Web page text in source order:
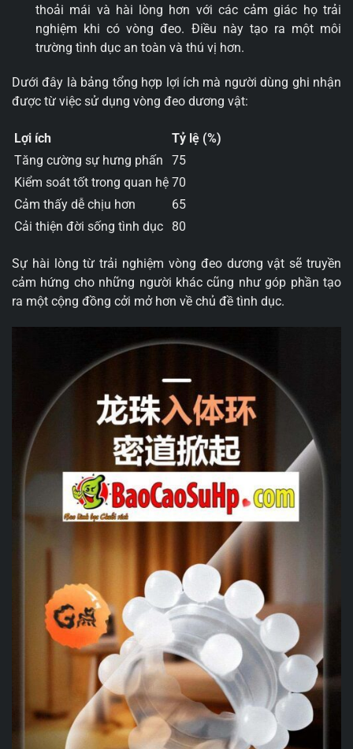
thoải mái và hài lòng hơn với các cảm giác họ trải
nghiệm khi có vòng đeo. Điều này tạo ra một môi
trường tình dục an toàn và thú vị hơn.
Dưới đây là bảng tổng hợp lợi ích mà người dùng ghi nhận
được từ việc sử dụng vòng đeo dương vật:
Lợi ích
Tỷ lệ (%)
Tăng cường sự hưng phấn
75
Kiểm soát tốt trong quan hệ 70
Cảm thấy dễ chịu hơn
65
Cải thiện đời sống tình dục
80
Sự hài lòng từ trải nghiệm vòng đeo dương vật sẽ truyền
cảm hứng cho những người khác cũng như góp phần tạo
ra một cộng đồng cởi mở hơn về chủ đề tình dục.